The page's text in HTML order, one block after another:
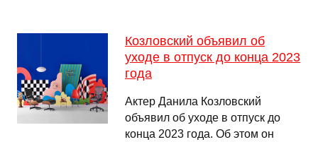
Козловский объявил об
уходе в отпуск до конца 2023
года
Актер Данила Козловский
объявил об уходе в отпуск до
конца 2023 года. Об этом он